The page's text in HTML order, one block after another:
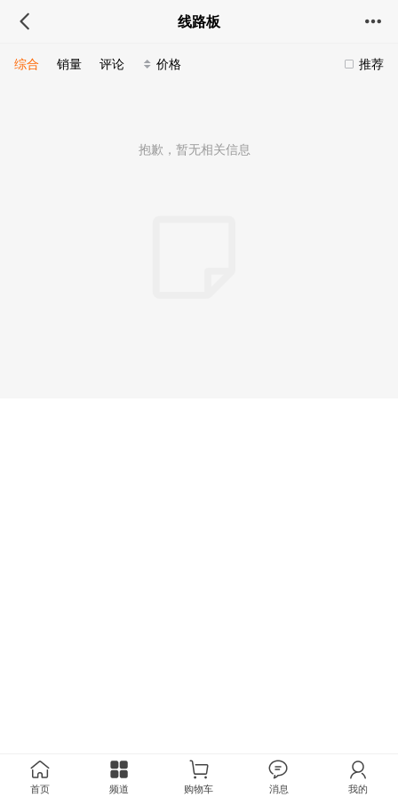
线路板
推荐
综合 销量 评论 价格
抱歉，暂无相关信息
首页 频道 购物车 消息 我的